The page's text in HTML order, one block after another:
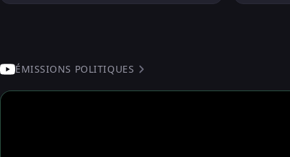
ÉMISSIONS POLITIQUES